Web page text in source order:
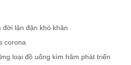
lận đận khó khăn
corona
loại đồ uống kìm hãm phát triển